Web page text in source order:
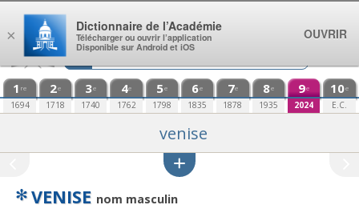
Aller au contenu
1 re
1694
2e
1718
3e
1740
4e
1762
5e
1798
6e
1835
7e
1878
8e
1935
9e
2024
10e
E.C.
venise
✻ VENISE nom masculin
×
Dictionnaire de l’Académie
Télécharger ou ouvrir l’application
Disponible sur Android et iOS
OUVRIR